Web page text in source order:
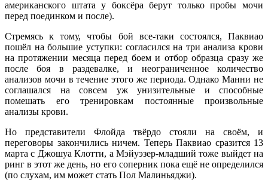
американского штата у боксёра берут только пробы мочи
перед поединком и после).
Стремясь к тому, чтобы бой все-таки состоялся, Паквиао
пошёл на большие уступки: согласился на три анализа крови
на протяжении месяца перед боем и отбор образца сразу же
после боя в раздевалке, и неограниченное количество
анализов мочи в течение этого же периода. Однако Манни не
соглашался на совсем уж унизительные и способные
помешать его тренировкам постоянные произвольные
анализы крови.
Но представители Флойда твёрдо стояли на своём, и
переговоры закончились ничем. Теперь Паквиао сразится 13
марта с Джошуа Клотти, а Мэйуэзер-младший тоже выйдет на
ринг в этот же день, но его соперник пока ещё не определился
(по слухам, им может стать Пол Малиньяджи).